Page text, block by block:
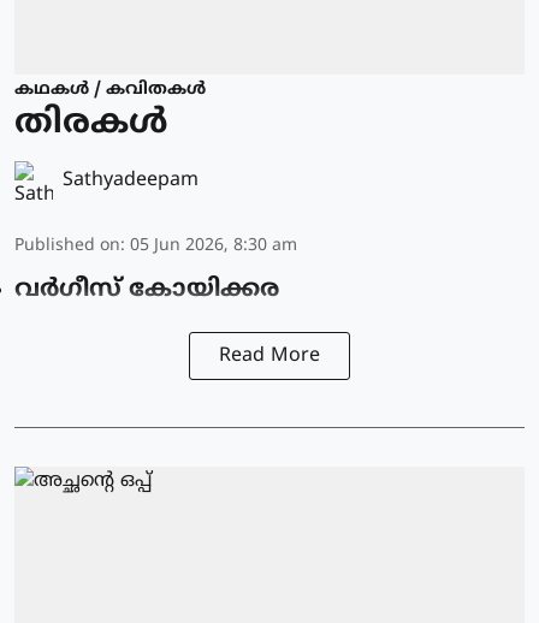
കഥകള്‍ / കവിതകള്‍
തിരകൾ
Sathyadeepam
Published on: 05 Jun 2026, 8:30 am
വർഗീസ് കോയിക്കര
Read More